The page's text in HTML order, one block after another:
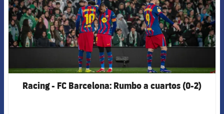
Racing - FC Barcelona: Rumbo a cuartos (0-2)